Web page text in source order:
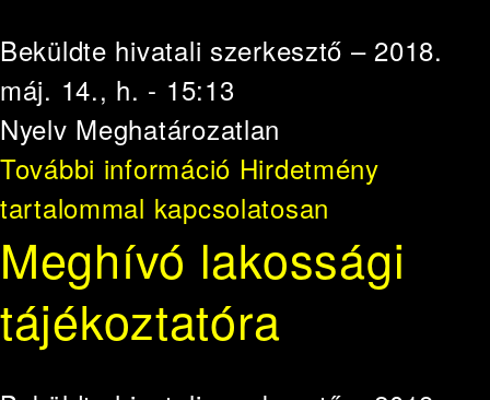
Beküldte hivatali szerkesztő – 2018.
máj. 14., h. - 15:13
Nyelv Meghatározatlan
További információ Hirdetmény
tartalommal kapcsolatosan
Meghívó lakossági
tájékoztatóra